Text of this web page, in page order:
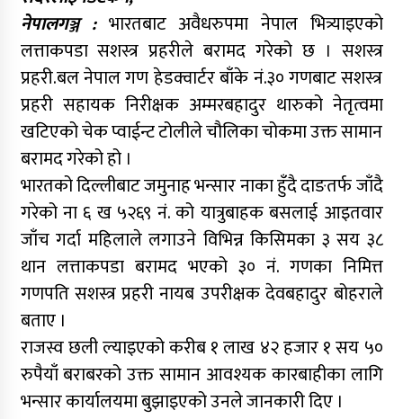
नेपालगञ्ज :भारतबाट अवैधरुपमा नेपाल भित्र्याइएको
लत्ताकपडा सशस्त्र प्रहरीले बरामद गरेको छ । सशस्त्र
प्रहरी.बल नेपाल गण हेडक्वार्टर बाँके नं.३० गणबाट सशस्त्र
प्रहरी सहायक निरीक्षक अम्मरबहादुर थारुको नेतृत्वमा
खटिएको चेक प्वाईन्ट टोलीले चौलिका चोकमा उक्त सामान
बरामद गरेको हो ।
भारतको दिल्लीबाट जमुनाह भन्सार नाका हुँदै दाङतर्फ जाँदै
गरेको ना ६ ख ५२६९ नं. को यात्रुबाहक बसलाई आइतवार
जाँच गर्दा महिलाले लगाउने विभिन्न किसिमका ३ सय ३८
थान लत्ताकपडा बरामद भएको ३० नं. गणका निमित्त
गणपति सशस्त्र प्रहरी नायब उपरीक्षक देवबहादुर बोहराले
बताए ।
राजस्व छली ल्याइएको करीब १ लाख ४२ हजार १ सय ५०
रुपैयाँ बराबरको उक्त सामान आवश्यक कारबाहीका लागि
भन्सार कार्यालयमा बुझाइएको उनले जानकारी दिए ।